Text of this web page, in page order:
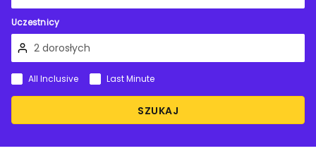
Uczestnicy
SZUKAJ
All Inclusive Last Minute